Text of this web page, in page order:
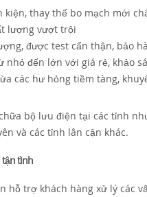
kiện, thay thế bo mạch mới
lượng vượt trội
được test cẩn thận, bảo
nhỏ đến lớn với giá rẻ, khảo
các hư hỏng tiềm tàng,
bộ lưu điện tại các tỉnh
và các tỉnh lân cận khác.
tình
hỗ trợ khách hàng xử lý các